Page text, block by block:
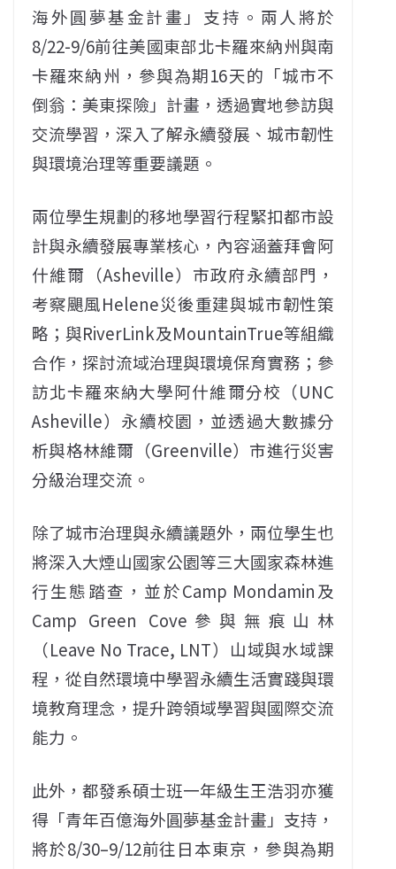
海外圓夢基金計畫」支持。兩人將於
8/22-9/6前往美國東部北卡羅來納州與南
卡羅來納州，參與為期16天的「城市不
倒翁：美東探險」計畫，透過實地參訪與
交流學習，深入了解永續發展、城市韌性
與環境治理等重要議題。
兩位學生規劃的移地學習行程緊扣都市設
計與永續發展專業核心，內容涵蓋拜會阿
什維爾（Asheville）市政府永續部門，
考察颶風Helene災後重建與城市韌性策
略；與RiverLink及MountainTrue等組織
合作，探討流域治理與環境保育實務；參
訪北卡羅來納大學阿什維爾分校（UNC
Asheville）永續校園，並透過大數據分
析與格林維爾（Greenville）市進行災害
分級治理交流。
除了城市治理與永續議題外，兩位學生也
將深入大煙山國家公園等三大國家森林進
行生態踏查，並於Camp Mondamin及
Camp Green Cove參與無痕山林
（Leave No Trace, LNT）山域與水域課
程，從自然環境中學習永續生活實踐與環
境教育理念，提升跨領域學習與國際交流
能力。
此外，都發系碩士班一年級生王浩羽亦獲
得「青年百億海外圓夢基金計畫」支持，
將於8/30–9/12前往日本東京，參與為期